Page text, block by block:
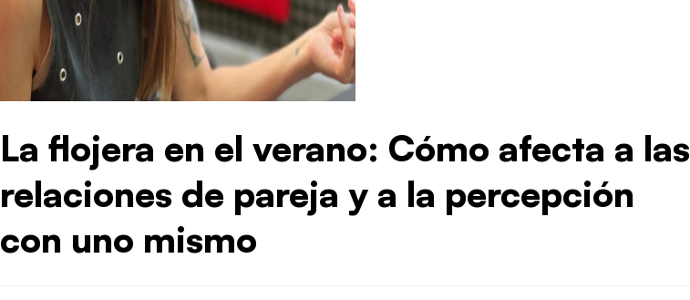
La flojera en el verano: Cómo afecta a las
relaciones de pareja y a la percepción
con uno mismo